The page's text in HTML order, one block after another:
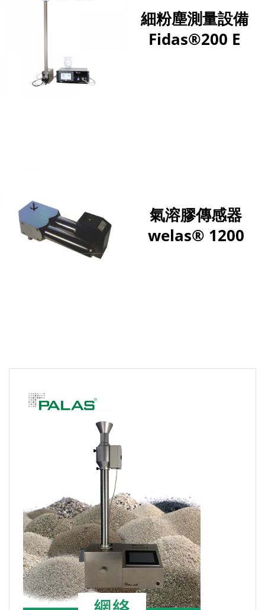
細粉塵測量設備
Fidas®200 E
氣溶膠傳感器
welas® 1200